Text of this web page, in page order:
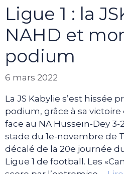
Ligue 1 : la
NAHD et
podium
6 mars 2022
La JS Kabylie s’est hissée
podium, grâce à sa
face au NA Husseïn-Dey 3-
stade du 1e-novembre de
décalé de la 20e journée
Ligue 1 de football. Les